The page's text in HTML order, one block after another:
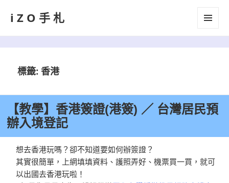
iZO手札
標籤:香港
【教學】香港簽證(港簽) ／ 台灣居民預
辦入境登記
想去香港玩嗎？卻不知道要如何辦簽證？
其實很簡單，上網填填資料、護照弄好、機票買一買，就可
以出國去香港玩啦！